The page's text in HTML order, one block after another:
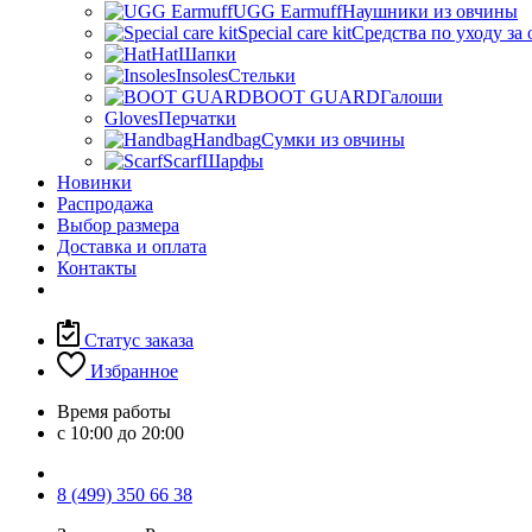
UGG EarmuffНаушники из овчины
Special care kitСредства по уходу за
HatШапки
InsolesСтельки
BOOT GUARDГалоши
GlovesПерчатки
HandbagСумки из овчины
ScarfШарфы
Новинки
Распродажа
Выбор размера
Доставка и оплата
Контакты
Статус заказа
Избранное
Время работы
с 10:00 до 20:00
8 (499) 350 66 38